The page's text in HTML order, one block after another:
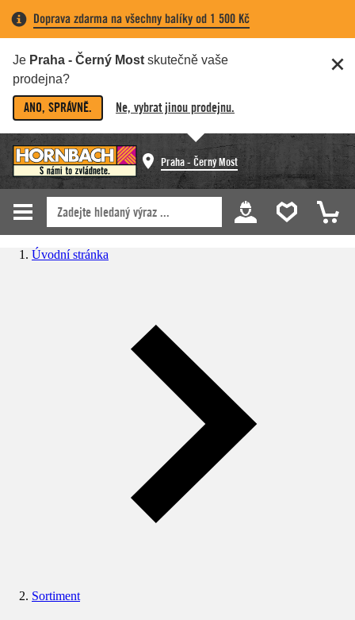
Doprava zdarma na všechny balíky od 1 500 Kč
Je Praha - Černý Most skutečně vaše
prodejna?
ANO, SPRÁVNĚ. Ne, vybrat jinou prodejnu.
Praha - Černý Most
Úvodní stránka
Sortiment